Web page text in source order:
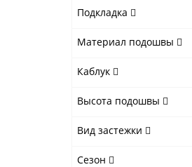
Подкладка
Материал подошвы
Каблук
Высота подошвы
Вид застежки
Сезон